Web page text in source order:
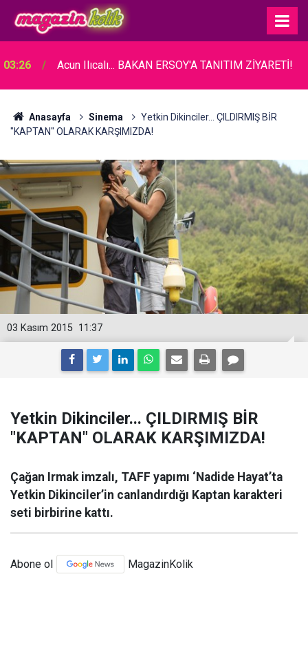
03:26 Acun Ilıcalı... BAKAN ERSOY'A TANITIM ZİYARETİ!
Anasayfa Sinema
Yetkin Dikinciler... ÇILDIRMIŞ BİR
"KAPTAN" OLARAK KARŞIMIZDA!
11:37
03 Kasım 2015
Yetkin Dikinciler... ÇILDIRMIŞ BİR
"KAPTAN" OLARAK KARŞIMIZDA!
Çağan Irmak imzalı, TAFF yapımı ‘Nadide Hayat’ta
Yetkin Dikinciler’in canlandırdığı Kaptan karakteri
seti birbirine kattı.
Abone ol MagazinKolik